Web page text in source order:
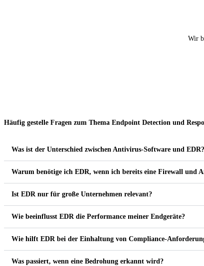
Wir
Häufig gestelle Fragen zum Thema Endpoint Detection und
Was ist der Unterschied zwischen Antivirus-Software und EDR?
Warum benötige ich EDR, wenn ich bereits eine Firewall und
Ist EDR nur für große Unternehmen relevant?
Wie beeinflusst EDR die Performance meiner Endgeräte?
Wie hilft EDR bei der Einhaltung von Compliance-
Was passiert, wenn eine Bedrohung erkannt wird?